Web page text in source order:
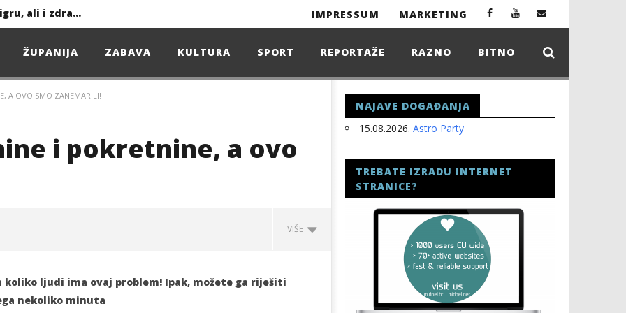
Ljeto donosi bezbrižnu igru, ali i zdravstvene izazove
IMPRESSUM MARKETING
ŽUPANIJA ZABAVA KULTURA SPORT REPORTAŽE RAZNO BITNO
A OVO SMO ZANEMARILI!
i pokretnine, a ovo
VIŠE
ljudi ima ovaj problem! Ipak, možete ga riješiti
nekoliko minuta
NAJAVE DOGAĐANJA
15.08.2026. Astro Party
TREBATE IZRADU INTERNET
STRANICE?